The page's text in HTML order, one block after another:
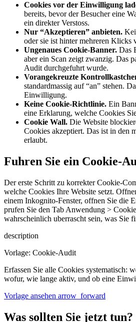
Cookies vor der Einwilligung
bereits, bevor der Besucher eine
ein direkter Verstoss.
Nur “Akzeptieren” anbieten.
oder sie ist hinter mehreren Klicks
Ungenaues Cookie-Banner. Das
aber ein Scan zeigt zwanzig. Das
Audit durchgefuhrt wurde.
Vorangekreuzte
standardmassig auf “an” stehen.
Einwilligung.
Keine Cookie-Richtlinie. Ein
eine Erklarung, welche Cookies
Cookie Wall. Die Website
Cookies akzeptiert. Das ist in den
erlaubt.
Fuhren Sie ein Cookie-
Der erste Schritt zu korrekter Cookie-
welche Cookies Ihre Website setzt.
einem Inkognito-Fenster, offnen Sie die
prufen Sie den Tab Anwendung >
wahrscheinlich uberrascht sein, was Sie
description
Vorlage: Cookie-Audit
Erfassen Sie alle Cookies systematisch:
wofur, wie lange aktiv, und ob eine
Vorlage ansehen arrow_forward
Was sollten Sie jetzt tun?